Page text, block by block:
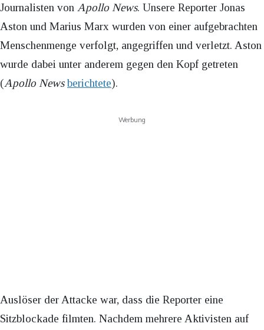
Journalisten von Apollo News. Unsere Reporter Jonas
Aston und Marius Marx wurden von einer aufgebrachten
Menschenmenge verfolgt, angegriffen und verletzt. Aston
wurde dabei unter anderem gegen den Kopf getreten
(Apollo News berichtete).
Werbung
Auslöser der Attacke war, dass die Reporter eine
Sitzblockade filmten. Nachdem mehrere Aktivisten auf